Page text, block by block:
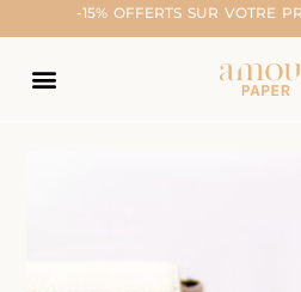
-15% OFFERTS SUR VOTRE